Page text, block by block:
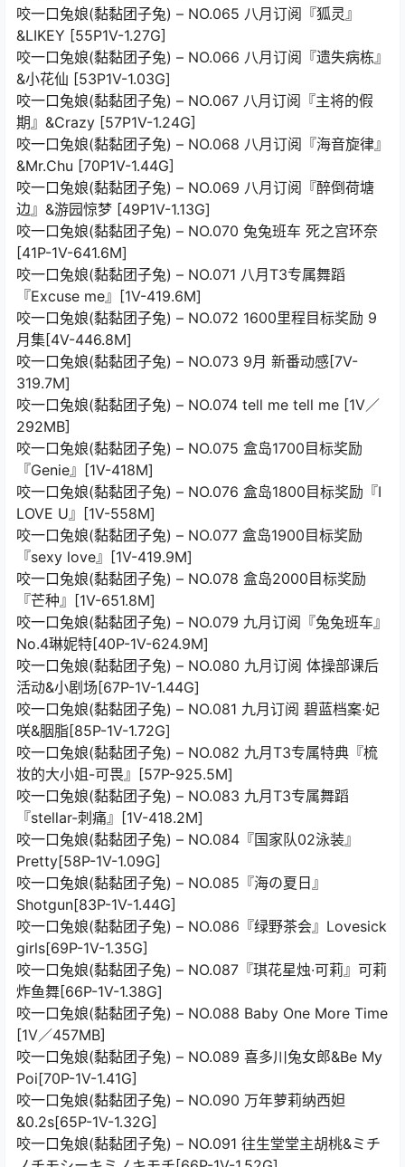
咬一口兔娘(黏黏团子兔) – NO.065 八月订阅『狐灵』
&LIKEY [55P1V-1.27G]
咬一口兔娘(黏黏团子兔) – NO.066 八月订阅『遗失病栋』
&小花仙 [53P1V-1.03G]
咬一口兔娘(黏黏团子兔) – NO.067 八月订阅『主将的假
期』&Crazy [57P1V-1.24G]
咬一口兔娘(黏黏团子兔) – NO.068 八月订阅『海音旋律』
&Mr.Chu [70P1V-1.44G]
咬一口兔娘(黏黏团子兔) – NO.069 八月订阅『醉倒荷塘
边』&游园惊梦 [49P1V-1.13G]
咬一口兔娘(黏黏团子兔) – NO.070 兔兔班车 死之宫环奈
[41P-1V-641.6M]
咬一口兔娘(黏黏团子兔) – NO.071 八月T3专属舞蹈
『Excuse me』[1V-419.6M]
咬一口兔娘(黏黏团子兔) – NO.072 1600里程目标奖励 9
月集[4V-446.8M]
咬一口兔娘(黏黏团子兔) – NO.073 9月 新番动感[7V-
319.7M]
咬一口兔娘(黏黏团子兔) – NO.074 tell me tell me [1V／
292MB]
咬一口兔娘(黏黏团子兔) – NO.075 盒岛1700目标奖励
『Genie』[1V-418M]
咬一口兔娘(黏黏团子兔) – NO.076 盒岛1800目标奖励『I
LOVE U』[1V-558M]
咬一口兔娘(黏黏团子兔) – NO.077 盒岛1900目标奖励
『sexy love』[1V-419.9M]
咬一口兔娘(黏黏团子兔) – NO.078 盒岛2000目标奖励
『芒种』[1V-651.8M]
咬一口兔娘(黏黏团子兔) – NO.079 九月订阅『兔兔班车』
No.4琳妮特[40P-1V-624.9M]
咬一口兔娘(黏黏团子兔) – NO.080 九月订阅 体操部课后
活动&小剧场[67P-1V-1.44G]
咬一口兔娘(黏黏团子兔) – NO.081 九月订阅 碧蓝档案·妃
咲&胭脂[85P-1V-1.72G]
咬一口兔娘(黏黏团子兔) – NO.082 九月T3专属特典『梳
妆的大小姐-可畏』[57P-925.5M]
咬一口兔娘(黏黏团子兔) – NO.083 九月T3专属舞蹈
『stellar-刺痛』[1V-418.2M]
咬一口兔娘(黏黏团子兔) – NO.084『国家队02泳装』
Pretty[58P-1V-1.09G]
咬一口兔娘(黏黏团子兔) – NO.085『海の夏日』
Shotgun[83P-1V-1.44G]
咬一口兔娘(黏黏团子兔) – NO.086『绿野茶会』Lovesick
girls[69P-1V-1.35G]
咬一口兔娘(黏黏团子兔) – NO.087『琪花星烛·可莉』可莉
炸鱼舞[66P-1V-1.38G]
咬一口兔娘(黏黏团子兔) – NO.088 Baby One More Time
[1V／457MB]
咬一口兔娘(黏黏团子兔) – NO.089 喜多川兔女郎&Be My
Poi[70P-1V-1.41G]
咬一口兔娘(黏黏团子兔) – NO.090 万年萝莉纳西妲
&0.2s[65P-1V-1.32G]
咬一口兔娘(黏黏团子兔) – NO.091 往生堂堂主胡桃&ミチ